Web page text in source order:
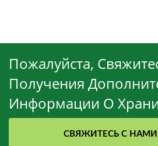
Пожалуйста,
Получения
Информации О
СВЯЖИТЕСЬ С НАМИ